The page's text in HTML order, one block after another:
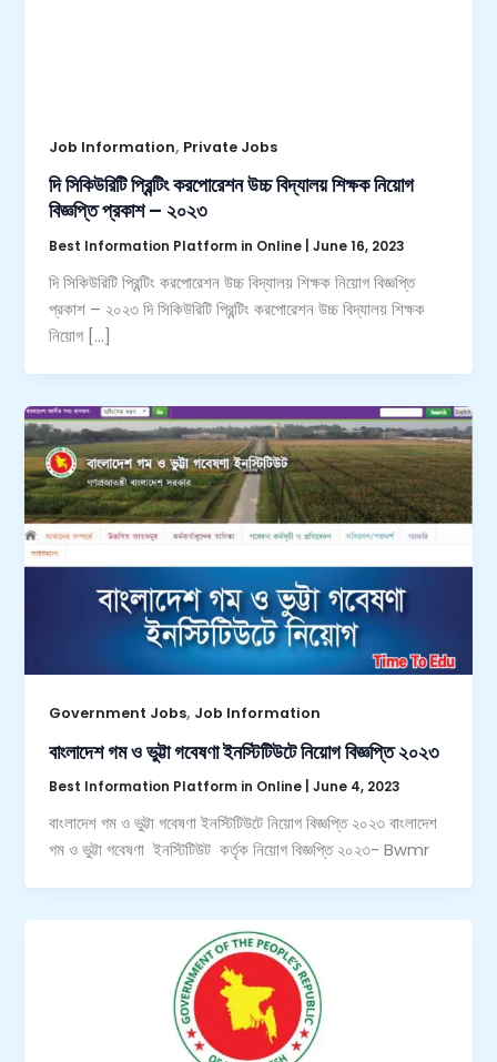
Job Information, Private Jobs
দি সিকিউরিটি প্রিন্টিং করপোরেশন উচ্চ বিদ্যালয় শিক্ষক নিয়োগ
বিজ্ঞপ্তি প্রকাশ – ২০২৩
Best Information Platform in Online |June 16, 2023
দি সিকিউরিটি প্রিন্টিং করপোরেশন উচ্চ বিদ্যালয় শিক্ষক নিয়োগ বিজ্ঞপ্তি
প্রকাশ – ২০২৩ দি সিকিউরিটি প্রিন্টিং করপোরেশন উচ্চ বিদ্যালয় শিক্ষক
নিয়োগ […]
Government Jobs, Job Information
বাংলাদেশ গম ও ভুট্টা গবেষণা ইনস্টিটিউটে নিয়োগ বিজ্ঞপ্তি ২০২৩
Best Information Platform in Online |June 4, 2023
বাংলাদেশ গম ও ভুট্টা গবেষণা ইনস্টিটিউটে নিয়োগ বিজ্ঞপ্তি ২০২৩ বাংলাদেশ
গম ও ভুট্টা গবেষণা ইনস্টিটিউট কর্তৃক নিয়োগ বিজ্ঞপ্তি ২০২৩- Bwmr